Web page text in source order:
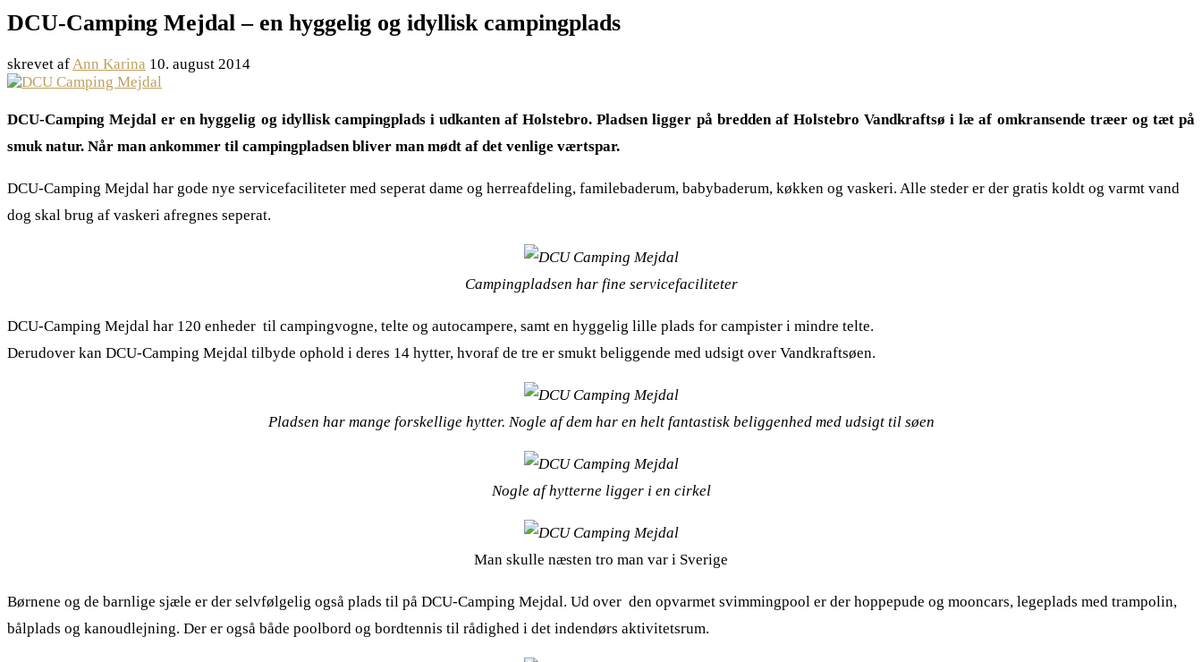
DCU-Camping Mejdal – en hyggelig og idyllisk campingplads
skrevet afAnn Karina 10. august 2014
DCU-Camping Mejdal er en hyggelig og idyllisk campingplads i udkanten af Holstebro. Pladsen ligger på bredden af Holstebro Vandkraftsø i læ af omkransende træer og tæt på
smuk natur. Når man ankommer til campingpladsen bliver man mødt af det venlige værtspar.
DCU-Camping Mejdal har gode nye servicefaciliteter med seperat dame og herreafdeling, familebaderum, babybaderum, køkken og vaskeri. Alle steder er der gratis koldt og varmt vand
dog skal brug af vaskeri afregnes seperat.
Campingpladsen har fine servicefaciliteter
DCU-Camping Mejdal har 120 enheder til campingvogne, telte og autocampere, samt en hyggelig lille plads for campister i mindre telte.
Derudover kan DCU-Camping Mejdal tilbyde ophold i deres 14 hytter, hvoraf de tre er smukt beliggende med udsigt over Vandkraftsøen.
Pladsen har mange forskellige hytter. Nogle af dem har en helt fantastisk beliggenhed med udsigt til søen
Nogle af hytterne ligger i en cirkel
Man skulle næsten tro man var i Sverige
Børnene og de barnlige sjæle er der selvfølgelig også plads til på DCU-Camping Mejdal. Ud over den opvarmet svimmingpool er der hoppepude og mooncars, legeplads med trampolin,
bålplads og kanoudlejning. Der er også både poolbord og bordtennis til rådighed i det indendørs aktivitetsrum.